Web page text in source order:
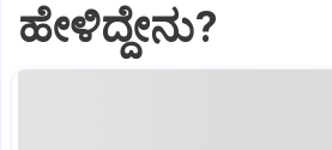
ಹೇಳಿದ್ದೇನು?